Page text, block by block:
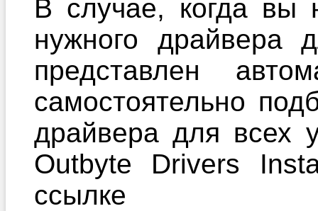
В случае, когда вы
нужного драйвера
представлен
самостоятельно
драйвера для всех
Outbyte Drivers
ссылке